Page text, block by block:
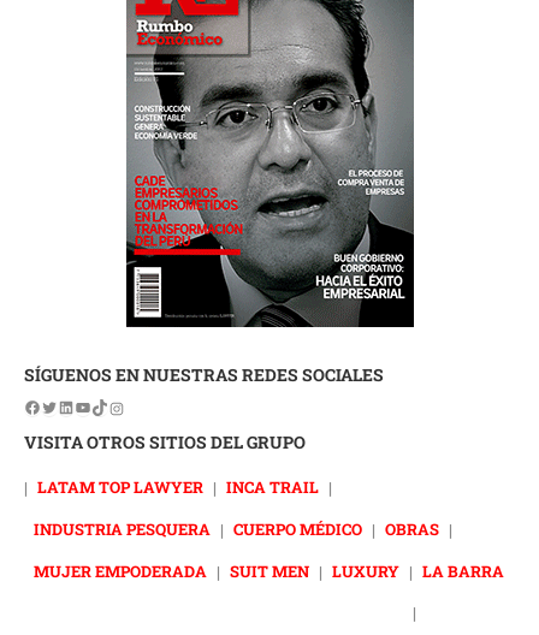
SÍGUENOS EN NUESTRAS REDES SOCIALES
VISITA OTROS SITIOS DEL GRUPO
| LATAM TOP LAWYER | INCA TRAIL |
INDUSTRIA PESQUERA | CUERPO MÉDICO | OBRAS |
MUJER EMPODERADA | SUIT MEN | LUXURY | LA BARRA
|